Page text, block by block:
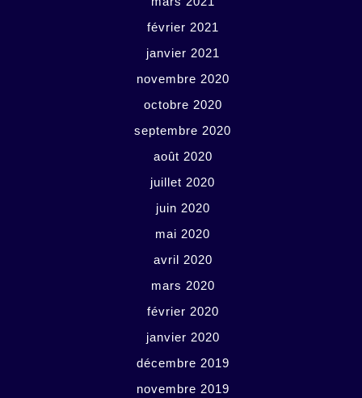
février 2021
janvier 2021
novembre 2020
octobre 2020
septembre 2020
août 2020
juillet 2020
juin 2020
mai 2020
avril 2020
mars 2020
février 2020
janvier 2020
décembre 2019
novembre 2019